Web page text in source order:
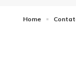
Home